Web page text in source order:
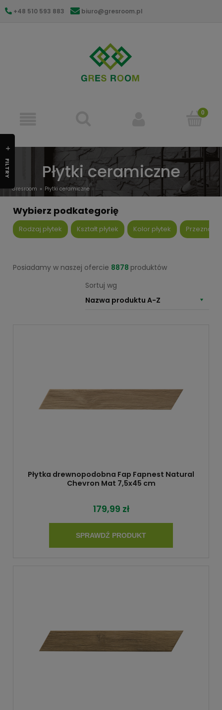
+48 510 593 883 biuro@gresroom.pl
Gresroom Płytki ceramiczne
Płytki ceramiczne
Wybierz podkategorię
Rodzaj płytek Kształt płytek Kolor płytek
Posiadamy w naszej ofercie 8878 produktów
Sortuj wg
Nazwa produktu A-Z
Płytka drewnopodobna Fap Fapnest Natural
Chevron Mat 7,5x45 cm
179,99 zł
SPRAWDŹ PRODUKT
FILTRY